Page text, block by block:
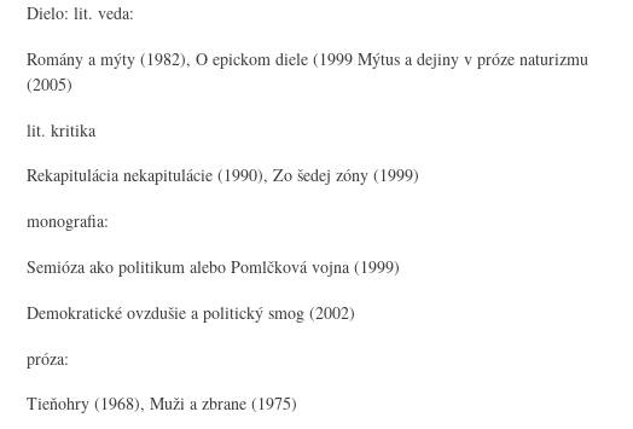
Dielo: lit. veda:
Romány a mýty (1982), O epickom diele (1999 Mýtus a dejiny v próze naturizmu
(2005)
lit. kritika
Rekapitulácia nekapitulácie (1990), Zo šedej zóny (1999)
monografia:
Semióza ako politikum alebo Pomlčková vojna (1999)
Demokratické ovzdušie a politický smog (2002)
próza:
Tieňohry (1968), Muži a zbrane (1975)